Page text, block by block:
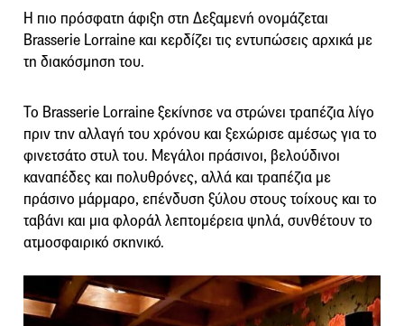
Η πιο πρόσφατη άφιξη στη Δεξαμενή ονομάζεται
Brasserie Lorraine και κερδίζει τις εντυπώσεις αρχικά με
τη διακόσμηση του.
Το Brasserie Lorraine ξεκίνησε να στρώνει τραπέζια λίγο
πριν την αλλαγή του χρόνου και ξεχώρισε αμέσως για το
φινετσάτο στυλ του. Μεγάλοι πράσινοι, βελούδινοι
καναπέδες και πολυθρόνες, αλλά και τραπέζια με
πράσινο μάρμαρο, επένδυση ξύλου στους τοίχους και το
ταβάνι και μια φλοράλ λεπτομέρεια ψηλά, συνθέτουν το
ατμοσφαιρικό σκηνικό.